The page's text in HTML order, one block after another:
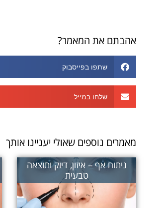
אהבתם את המאמר?
שתפו בפייסבוק
שלחו במייל
מאמרים נוספים שאולי יעניינו אותך
ניתוח אף – איזון, דיוק ותוצאה
טבעית